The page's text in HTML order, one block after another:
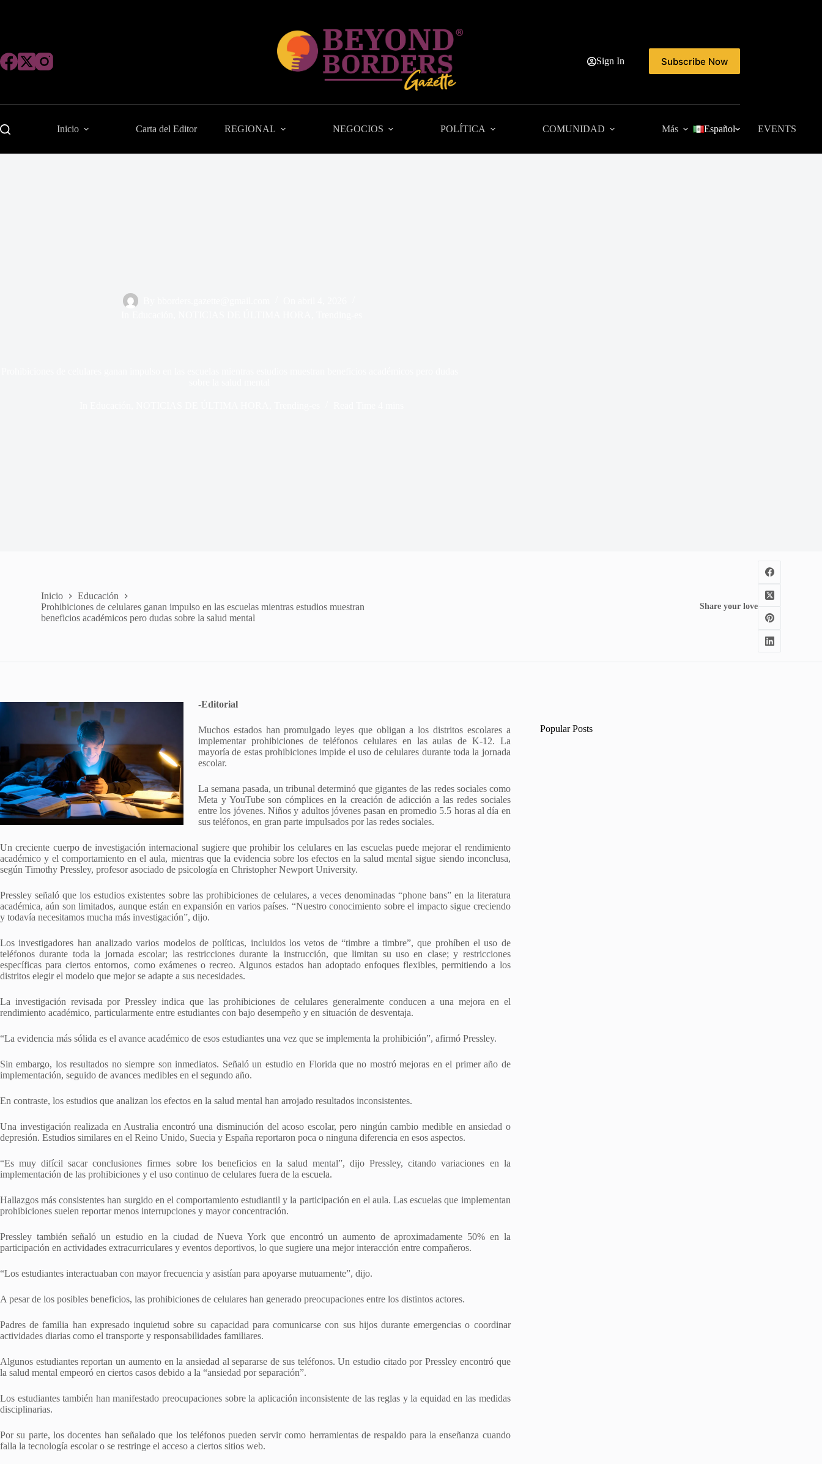
Sign In Subscribe Now
Inicio Carta del Editor REGIONAL NEGOCIOS POLÍTICA COMUNIDAD Más EVENTS
Español
Inicio
Educación
Prohibiciones de celulares ganan impulso en las escuelas mientras estudios muestran
beneficios académicos pero dudas sobre la salud mental
Share your love
-Editorial
Muchos estados han promulgado leyes que obligan a los distritos escolares a
implementar prohibiciones de teléfonos celulares en las aulas de K-12. La
mayoría de estas prohibiciones impide el uso de celulares durante toda la jornada
escolar.
La semana pasada, un tribunal determinó que gigantes de las redes sociales como
Meta y YouTube son cómplices en la creación de adicción a las redes sociales
entre los jóvenes. Niños y adultos jóvenes pasan en promedio 5.5 horas al día en
sus teléfonos, en gran parte impulsados por las redes sociales.
Un creciente cuerpo de investigación internacional sugiere que prohibir los celulares en las escuelas puede mejorar el rendimiento
académico y el comportamiento en el aula, mientras que la evidencia sobre los efectos en la salud mental sigue siendo inconclusa,
según Timothy Pressley, profesor asociado de psicología en Christopher Newport University.
Pressley señaló que los estudios existentes sobre las prohibiciones de celulares, a veces denominadas “phone bans” en la literatura
académica, aún son limitados, aunque están en expansión en varios países. “Nuestro conocimiento sobre el impacto sigue creciendo
y todavía necesitamos mucha más investigación”, dijo.
Los investigadores han analizado varios modelos de políticas, incluidos los vetos de “timbre a timbre”, que prohíben el uso de
teléfonos durante toda la jornada escolar; las restricciones durante la instrucción, que limitan su uso en clase; y restricciones
específicas para ciertos entornos, como exámenes o recreo. Algunos estados han adoptado enfoques flexibles, permitiendo a los
distritos elegir el modelo que mejor se adapte a sus necesidades.
La investigación revisada por Pressley indica que las prohibiciones de celulares generalmente conducen a una mejora en el
rendimiento académico, particularmente entre estudiantes con bajo desempeño y en situación de desventaja.
“La evidencia más sólida es el avance académico de esos estudiantes una vez que se implementa la prohibición”, afirmó Pressley.
Sin embargo, los resultados no siempre son inmediatos. Señaló un estudio en Florida que no mostró mejoras en el primer año de
implementación, seguido de avances medibles en el segundo año.
En contraste, los estudios que analizan los efectos en la salud mental han arrojado resultados inconsistentes.
Una investigación realizada en Australia encontró una disminución del acoso escolar, pero ningún cambio medible en ansiedad o
depresión. Estudios similares en el Reino Unido, Suecia y España reportaron poca o ninguna diferencia en esos aspectos.
“Es muy difícil sacar conclusiones firmes sobre los beneficios en la salud mental”, dijo Pressley, citando variaciones en la
implementación de las prohibiciones y el uso continuo de celulares fuera de la escuela.
Hallazgos más consistentes han surgido en el comportamiento estudiantil y la participación en el aula. Las escuelas que implementan
prohibiciones suelen reportar menos interrupciones y mayor concentración.
Pressley también señaló un estudio en la ciudad de Nueva York que encontró un aumento de aproximadamente 50% en la
participación en actividades extracurriculares y eventos deportivos, lo que sugiere una mejor interacción entre compañeros.
“Los estudiantes interactuaban con mayor frecuencia y asistían para apoyarse mutuamente”, dijo.
A pesar de los posibles beneficios, las prohibiciones de celulares han generado preocupaciones entre los distintos actores.
Padres de familia han expresado inquietud sobre su capacidad para comunicarse con sus hijos durante emergencias o coordinar
actividades diarias como el transporte y responsabilidades familiares.
Algunos estudiantes reportan un aumento en la ansiedad al separarse de sus teléfonos. Un estudio citado por Pressley encontró que
la salud mental empeoró en ciertos casos debido a la “ansiedad por separación”.
Los estudiantes también han manifestado preocupaciones sobre la aplicación inconsistente de las reglas y la equidad en las medidas
disciplinarias.
Por su parte, los docentes han señalado que los teléfonos pueden servir como herramientas de respaldo para la enseñanza cuando
falla la tecnología escolar o se restringe el acceso a ciertos sitios web.
Popular Posts